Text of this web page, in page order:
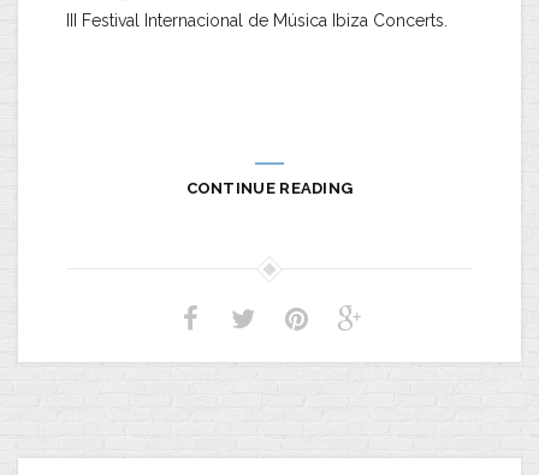
III Festival Internacional de Música Ibiza Concerts.
CONTINUE READING